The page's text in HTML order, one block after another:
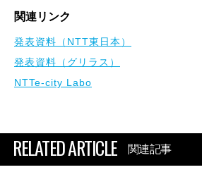
関連リンク
発表資料（NTT東日本）
発表資料（グリラス）
NTTe-city Labo
RELATED ARTICLE 関連記事